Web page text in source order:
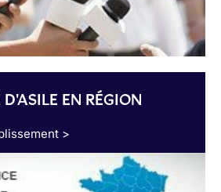
D'ASILE EN RÉGION
>